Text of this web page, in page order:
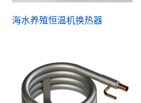
海水养殖恒温机换热器